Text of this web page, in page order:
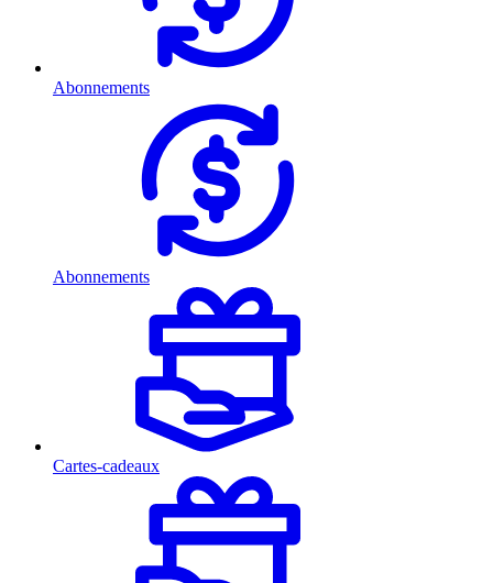
Abonnements
Abonnements
Cartes-cadeaux